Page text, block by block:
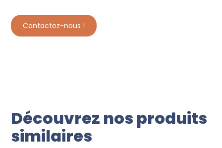
Contactez-nous !
Découvrez nos produits
similaires